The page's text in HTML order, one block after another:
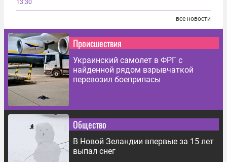
13:30
все новости
Происшествия
Украинский самолет в ФРГ с
найденной рядом взрывчаткой
перевозил боеприпасы
Общество
В Новой Зеландии впервые за 15 лет
выпал снег